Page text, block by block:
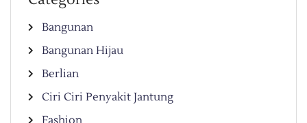
Bangunan
Bangunan Hijau
Berlian
Ciri Ciri Penyakit Jantung
Fashion